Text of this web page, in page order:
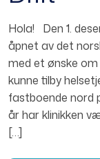
Hola! Den 1.
åpnet av det
med et ønske
kunne tilby
fastboende nord
år har klinikken
[…]